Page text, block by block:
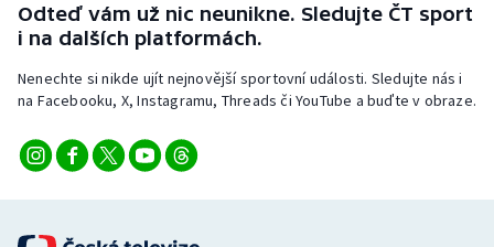
Odteď vám už nic neunikne. Sledujte ČT sport
i na dalších platformách.
Nenechte si nikde ujít nejnovější sportovní události. Sledujte nás i
na Facebooku, X, Instagramu, Threads či YouTube a buďte v obraze.